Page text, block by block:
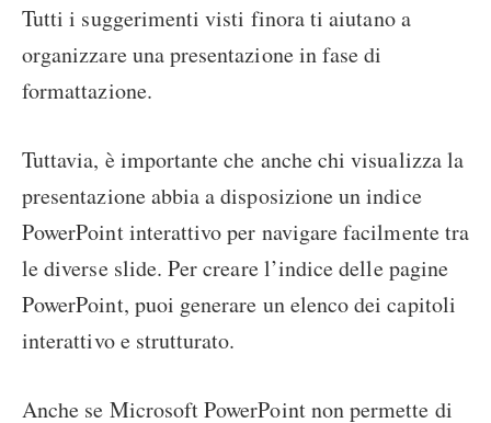
Tutti i suggerimenti visti finora ti aiutano a
organizzare una presentazione in fase di
formattazione.
Tuttavia, è importante che anche chi visualizza la
presentazione abbia a disposizione un indice
PowerPoint interattivo per navigare facilmente tra
le diverse slide. Per creare l’indice delle pagine
PowerPoint, puoi generare un elenco dei capitoli
interattivo e strutturato.
Anche se Microsoft PowerPoint non permette di